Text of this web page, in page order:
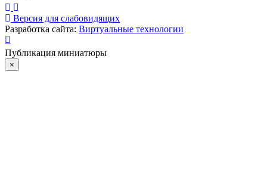
Версия для слабовидящих
Разработка сайта: Виртуальные технологии
Публикация миниатюры
×